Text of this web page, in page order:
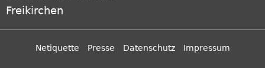
Freikirchen
Netiquette Presse Datenschutz Impressum